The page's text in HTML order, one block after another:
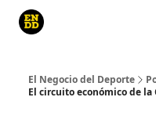
El Negocio del Deporte
El circuito económico de